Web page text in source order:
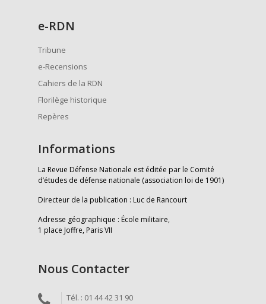
e-RDN
Tribune
e-Recensions
Cahiers de la RDN
Florilège historique
Repères
Informations
La Revue Défense Nationale est éditée par le Comité
d’études de défense nationale (association loi de 1901)
Directeur de la publication : Luc de Rancourt
Adresse géographique : École militaire,
1 place Joffre, Paris VII
Nous Contacter
Tél. : 01 44 42 31 90